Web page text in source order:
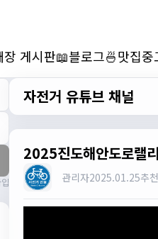
게시판📖블로그🍜맛집중
자전거 유튜브 채널
2025진도해안도로랠
관리자2025.01.25추